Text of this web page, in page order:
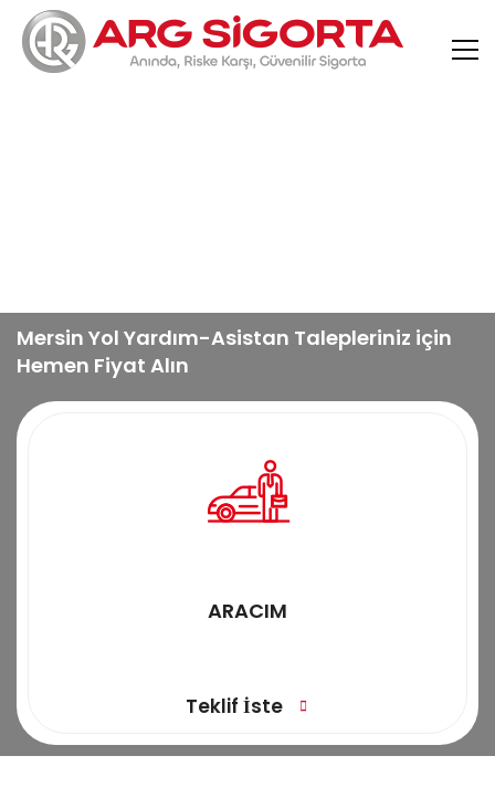
Mersin Yol Yardım-Asistan Talepleriniz için
Hemen Fiyat Alın
ARACIM
Teklif İste